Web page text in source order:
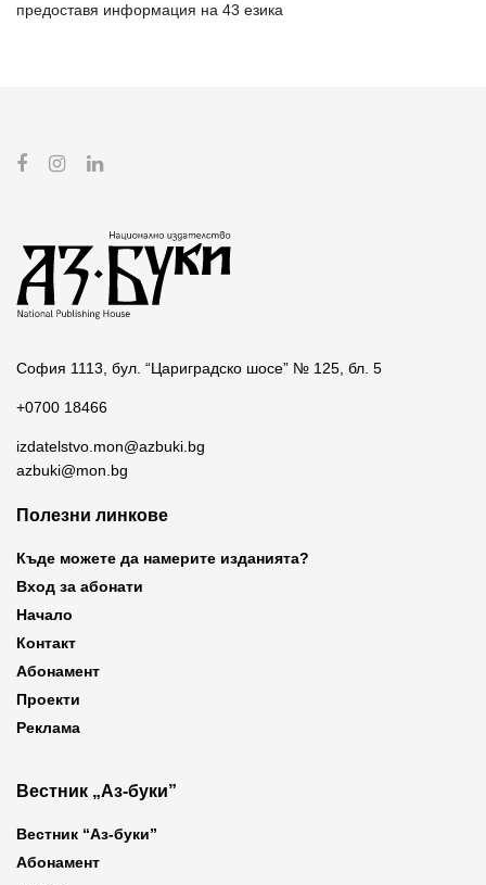
предоставя информация на 43 езика
София 1113, бул. “Цариградско шосе” № 125, бл. 5
+0700 18466
izdatelstvo.mon@azbuki.bg
azbuki@mon.bg
Полезни линкове
Къде можете да намерите изданията?
Вход за абонати
Начало
Контакт
Абонамент
Проекти
Реклама
Вестник „Аз-буки”
Вестник “Аз-буки”
Абонамент